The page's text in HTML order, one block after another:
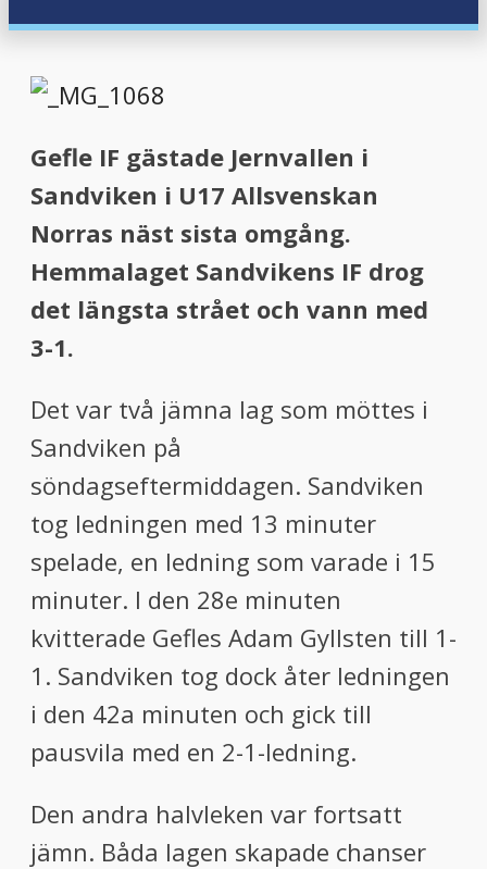
Gefle IF gästade Jernvallen i
Sandviken i U17 Allsvenskan
Norras näst sista omgång.
Hemmalaget Sandvikens IF drog
det längsta strået och vann med
3-1.
Det var två jämna lag som möttes i
Sandviken på
söndagseftermiddagen. Sandviken
tog ledningen med 13 minuter
spelade, en ledning som varade i 15
minuter. I den 28e minuten
kvitterade Gefles Adam Gyllsten till 1-
1. Sandviken tog dock åter ledningen
i den 42a minuten och gick till
pausvila med en 2-1-ledning.
Den andra halvleken var fortsatt
jämn. Båda lagen skapade chanser